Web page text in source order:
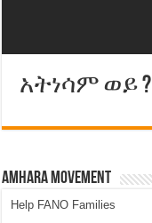
አትነሳም ወይ ?
Amhara Movement
Help FANO Families